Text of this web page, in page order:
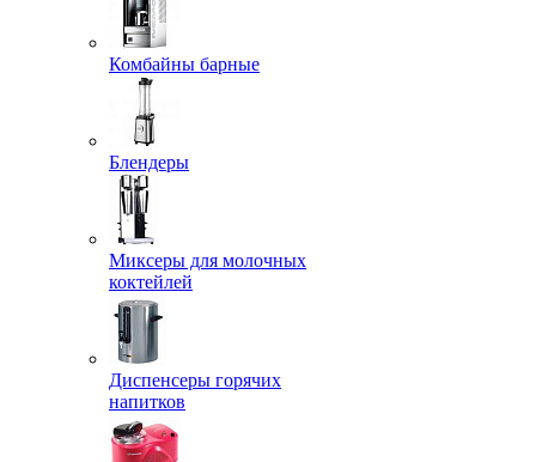
Комбайны барные
Блендеры
Миксеры для молочных
коктейлей
Диспенсеры горячих
напитков